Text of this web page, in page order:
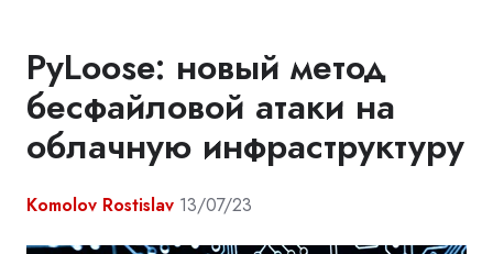
PyLoose: новый метод
бесфайловой атаки на
облачную инфраструктуру
Komolov Rostislav 13/07/23